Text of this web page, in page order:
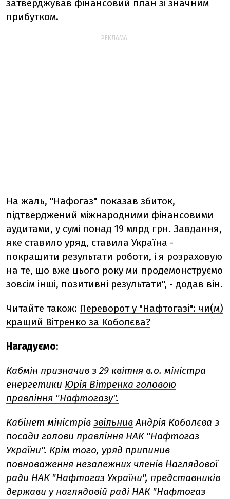
затверджував фінансовий план зі значним
прибутком.
РЕКЛАМА:
На жаль, "Нафогаз" показав збиток,
підтверджений міжнародними фінансовими
аудитами, у сумі понад 19 млрд грн. Завдання,
яке ставило уряд, ставила Україна -
покращити результати роботи, і я розраховую
на те, що вже цього року ми продемонструємо
зовсім інші, позитивні результати", - додав він.
Читайте також: Переворот у "Нафтогазі": чи(м)
кращий Вітренко за Коболєва?
Нагадуємо:
Кабмін призначив з 29 квітня в.о. міністра
енергетики Юрія Вітренка головою
правління "Нафтогазу".
Кабінет міністрів звільнивАндрія Коболєва з
посади голови правління НАК "Нафтогаз
України". Крім того, уряд припинив
повноваження незалежних членів Наглядової
ради НАК "Нафтогаз України", представників
держави у наглядовій раді НАК "Нафтогаз